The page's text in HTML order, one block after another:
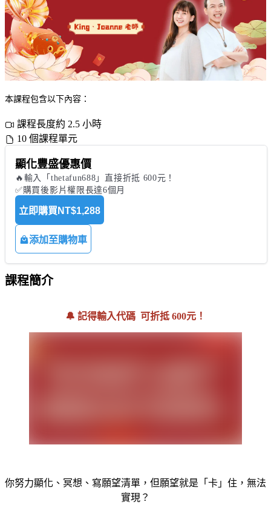
本課程包含以下內容：
課程長度約 2.5 小時
10 個課程單元
顯化豐盛優惠價
🔥輸入「thetafun688」直接折抵 600元！
✅購買後影片權限長達6個月
立即購買 NT$1,288
添加至購物車
課程簡介
🔔 記得輸入代碼 可折抵 600元！
你努力顯化、冥想、寫願望清單，但願望就是「卡」住，無法
實現？